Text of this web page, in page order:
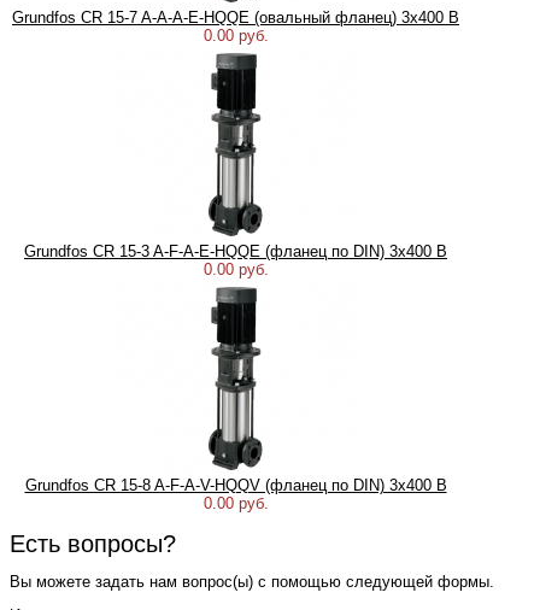
Grundfos CR 15-7 A-A-A-E-HQQE (овальный фланец) 3х400 В
0.00 руб.
Grundfos CR 15-3 A-F-A-E-HQQE (фланец по DIN) 3х400 В
0.00 руб.
Grundfos CR 15-8 A-F-A-V-HQQV (фланец по DIN) 3х400 В
0.00 руб.
Есть вопросы?
Вы можете задать нам вопрос(ы) с помощью следующей формы.